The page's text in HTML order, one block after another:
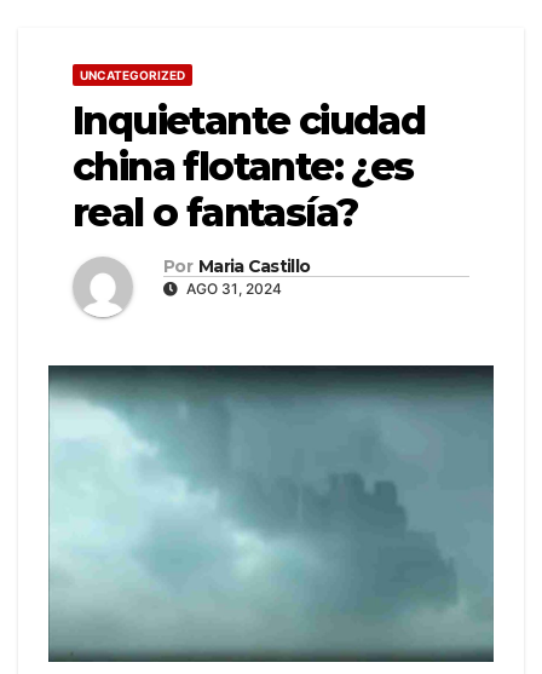
UNCATEGORIZED
Inquietante ciudad
china flotante: ¿es
real o fantasía?
Por Maria Castillo
AGO 31, 2024